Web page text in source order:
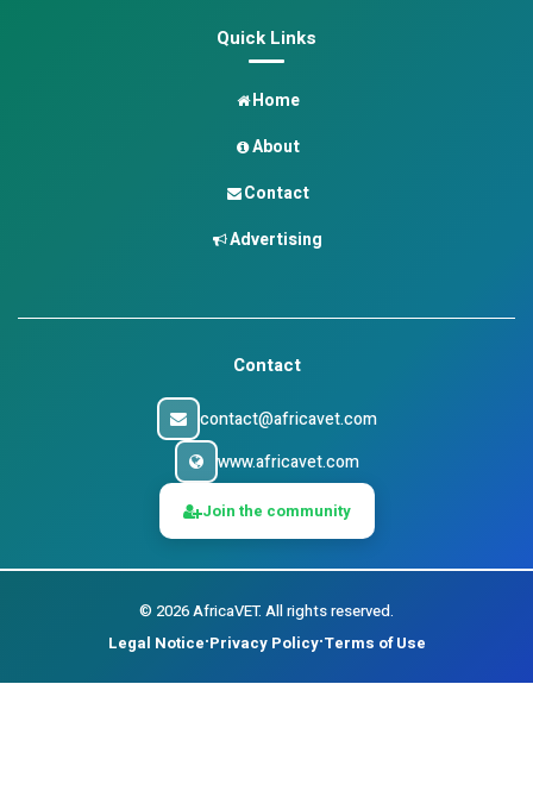
Quick Links
Home
About
Contact
Advertising
Contact
contact@africavet.com
www.africavet.com
Join the community
© 2026AfricaVET. All rights reserved.
Legal Notice•Privacy Policy•Terms of Use